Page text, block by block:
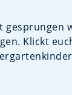
Klickt